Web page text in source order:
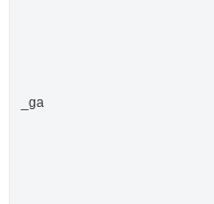
_ga